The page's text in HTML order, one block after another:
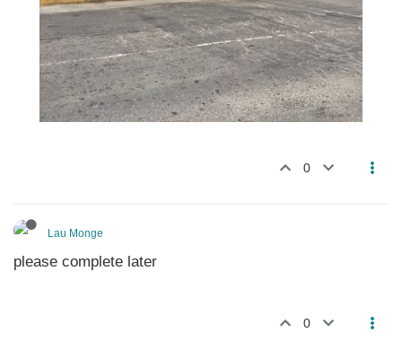
0
Lau Monge
please complete later
0